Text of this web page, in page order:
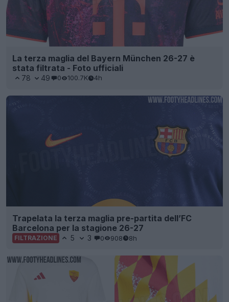
La terza maglia del Bayern München 26-27 è
stata filtrata - Foto ufficiali
78 49 0 100.7K 4h
Trapelata la terza maglia pre-partita dell’FC
Barcelona per la stagione 26-27
FILTRAZIONE 5 3 0 908 8h